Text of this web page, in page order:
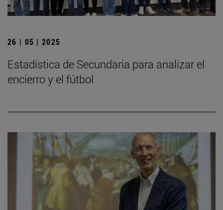
26 | 05 | 2025
Estadística de Secundaria para analizar el
encierro y el fútbol